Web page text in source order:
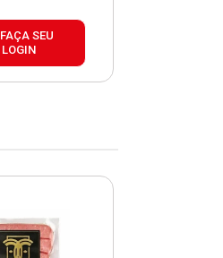
FAÇA SEU
LOGIN